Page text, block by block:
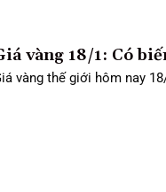
vàng 18/1: Có
vàng thế giới hôm nay